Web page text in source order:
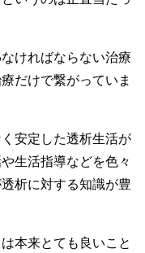
ければならない治療
だけで繋がっていま
安定した透析生活が
生活指導などを色々
析に対する知識が豊
本来とても良いこと